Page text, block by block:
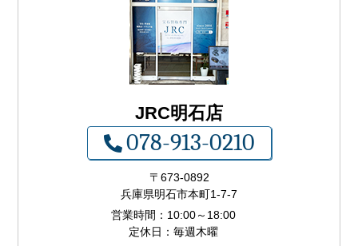
JRC明石店
078-913-0210
〒673-0892
兵庫県明石市本町1-7-7
営業時間： 10:00～ 18:00
定休日：毎週木曜